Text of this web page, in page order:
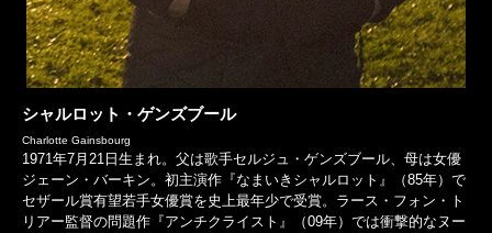
シャルロット・ゲンズブール
Charlotte Gainsbourg
1971年7月21日生まれ。父は歌手セルジュ・ゲンズブール、母は女優
ジェーン・バーキン。初主演作『なまいきシャルロット』（85年）で
セザール賞有望若手女優賞を史上最年少で受賞。ラース・フォン・ト
リアー監督の問題作『アンチクライスト』（09年）では衝撃的なヌー